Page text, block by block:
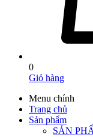
0
Giỏ hàng
Menu chính
Trang chủ
Sản phẩm
SẢN